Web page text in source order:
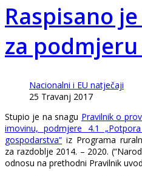
Raspisano
za podmjeru
Nacionalni i EU natječaji
25 Travanj 2017
Stupio je na snagu Pravilnik o
imovinu, podmjere 4.1
gospodarstva“ iz Programa
za razdoblje 2014. – 2020.
odnosu na prethodni Pravilnik